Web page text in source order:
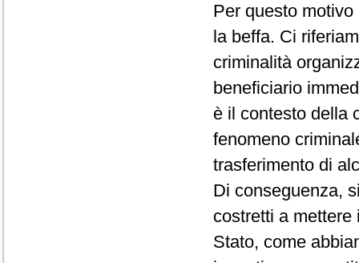
Per questo
la beffa. Ci
criminalità
beneficiario
è il contesto della
fenomeno
trasferimento di
Di conseguenza,
costretti a
Stato, come